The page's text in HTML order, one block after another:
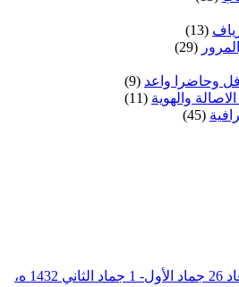
(13)
(29)
وحاضرا واعد (9)
والهوية (11)
(45)
■ ■ تصميم ثلاثي الابعاد 26 جماد الأول- 1 جماد الثاني 1432 ه،